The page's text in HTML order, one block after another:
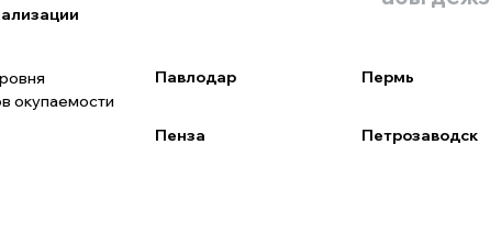
окупаемости
Павлодар
Пенза
Пермь
Петрозаводск